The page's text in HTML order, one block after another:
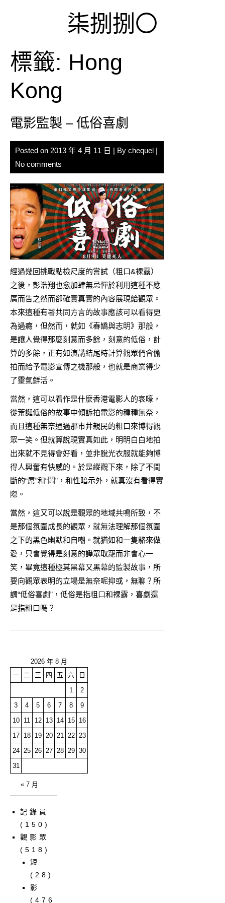
柒捌捌〇
標籤: Hong
Kong
電影監製 – 低俗喜劇
Posted on 2013 年 4 月 11 日 | By chequel |
No comments
經過幾回挑戰點檢尺度的嘗試（粗口&裸露）
之後，彭浩翔也愈加肆無忌憚於利用這種不應
廣而告之然而卻確實真實的內容展現給觀眾。
本來這種有著共同方言的故事應該可以看得更
為過癮，但然而，就如《春嬌與志明》那般，
是讓人覺得那麼刻意而多餘，刻意的低俗，計
算的多餘，正有如演講結尾時計算觀眾們會偷
拍而給予電影宣傳之機那般，也就是商業得少
了靈氣鮮活。
當然，這可以看作是什麼香港電影人的哀嚎，
從荒誕低俗的故事中傾訴拍電影的種種無奈，
而且這種無奈通過那市井親民的粗口來博得觀
眾一笑。但就算說現實真如此，明明白白地拍
出來就不見得會好看，並非脫光衣服就能夠博
得人興奮有快感的。於是縱觀下來，除了不間
斷的“屌”和“閪”，和性暗示外，就真沒有看得實
際。
當然，這又可以說是觀眾的地域共鳴所致，不
是那個氛圍成長的觀眾，就無法理解那個氛圍
之下的黑色幽默和自嘲。就猶如和一隻駱來做
愛，只會覺得是刻意的譁眾取寵而非會心一
笑，畢竟這種極其黑幕又黑幕的監製故事，所
要向觀眾表明的立場是無奈呢抑或，無聊？所
謂“低俗喜劇”，低俗是指粗口和裸露，喜劇還
是指粗口嗎？
2026 年 8 月
一
二 三 四 五 六
日
1
2
3
4 5 6 7 8
9
10
11 12 13 14 15
16
17
18 19 20 21 22
23
24
25 26 27 28 29 30
31
« 7 月
記錄員
(150)
觀影眾
(518)
短
(28)
影
(476